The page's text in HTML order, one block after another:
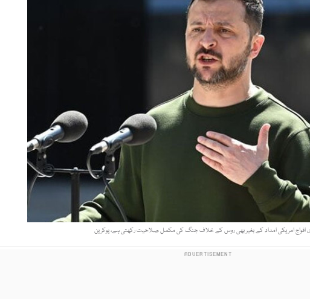
افواج امریکی امداد کے بغیر بھی روس کے خلاف جنگ کی مکمل صلاحیت رکھتی ہے، یوکرین